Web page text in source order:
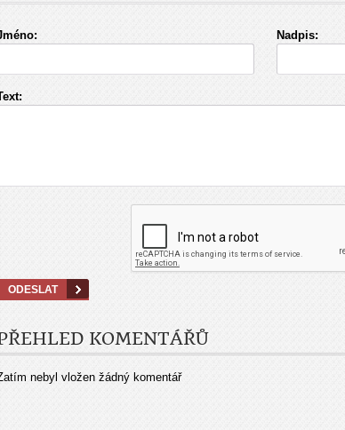
Nadpis:
KOMENTÁŘŮ
nebyl vložen žádný komentář